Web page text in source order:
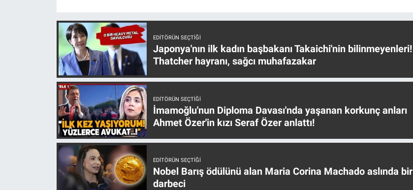
EDITÖRÜN SEÇTIĞI
Japonya'nın ilk kadın başbakanı Takaichi'nin bilinmeyenleri!
Thatcher hayranı, sağcı muhafazakar
EDITÖRÜN SEÇTIĞI
İmamoğlu'nun Diploma Davası'nda yaşanan korkunç anları
Ahmet Özer'in kızı Seraf Özer anlattı!
EDITÖRÜN SEÇTIĞI
Nobel Barış ödülünü alan Maria Corina Machado aslında bir
darbeci